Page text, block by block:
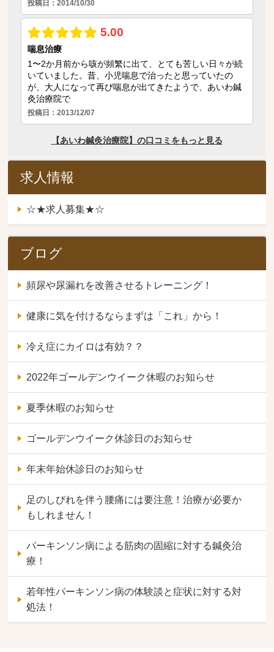
求人情報
☆★求人募集★☆
ブログ
頻尿や尿漏れを改善させるトレーニング！
健康に気を付けるならまずは「これ」から！
冷え症にカイロは有効？？
2022年ゴールデンウイーク休暇のお知らせ
夏季休暇のお知らせ
ゴールデンウイーク休診日のお知らせ
年末年始休診日のお知らせ
足のしびれを伴う腰痛には要注意！治療が必要か
もしれません！
パーキンソン病による筋肉の固縮に対する鍼灸治
療！
若年性パーキンソン病の体験談と症状に対する対
処法！